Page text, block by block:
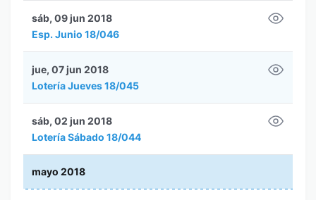
Esp. Junio 18/046
sáb, 09 jun 2018
Lotería Jueves 18/045
jue, 07 jun 2018
Lotería Sábado 18/044
sáb, 02 jun 2018
mayo 2018